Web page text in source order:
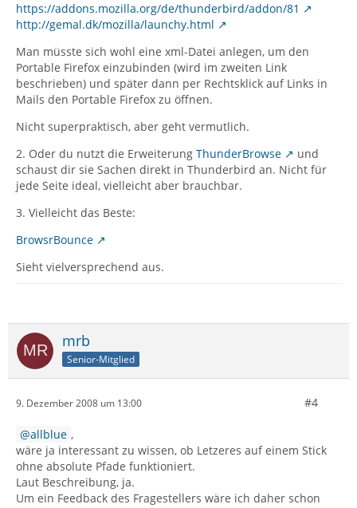
https://addons.mozilla.org/de/thunderbird/addon/81
http://gemal.dk/mozilla/launchy.html
Man müsste sich wohl eine xml-Datei anlegen, um den
Portable Firefox einzubinden (wird im zweiten Link
beschrieben) und später dann per Rechtsklick auf Links in
Mails den Portable Firefox zu öffnen.
Nicht superpraktisch, aber geht vermutlich.
2. Oder du nutzt die Erweiterung ThunderBrowse
und
schaust dir sie Sachen direkt in Thunderbird an. Nicht für
jede Seite ideal, vielleicht aber brauchbar.
3. Vielleicht das Beste:
BrowsrBounce
Sieht vielversprechend aus.
mrb
Senior-Mitglied
9. Dezember 2008 um 13:00 #4
allblue ,
wäre ja interessant zu wissen, ob Letzeres auf einem Stick
ohne absolute Pfade funktioniert.
Laut Beschreibung, ja.
Um ein Feedback des Fragestellers wäre ich daher schon